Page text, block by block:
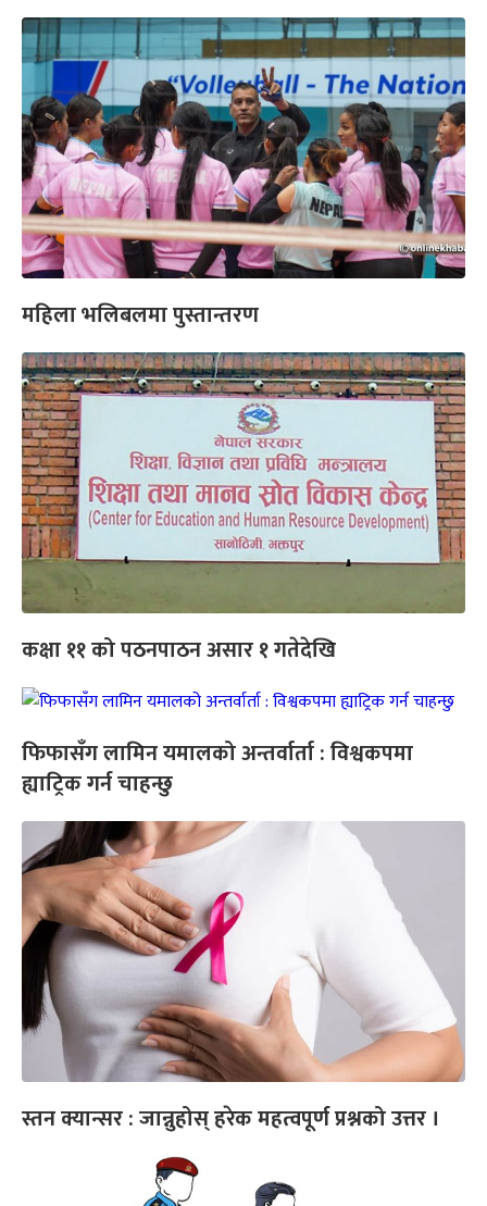
महिला भलिबलमा पुस्तान्तरण
कक्षा ११ को पठनपाठन असार १ गतेदेखि
फिफासँग लामिन यमालको अन्तर्वार्ता : विश्वकपमा
ह्याट्रिक गर्न चाहन्छु
स्तन क्यान्सर : जान्नुहोस् हरेक महत्वपूर्ण प्रश्नको उत्तर ।